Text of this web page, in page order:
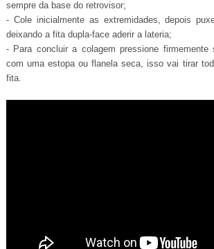
sempre da base do retrovisor;
- Cole inicialmente as extremidades, depois
deixando a fita dupla-face aderir a lateria;
- Para concluir a colagem pressione
com uma estopa ou flanela seca, isso vai tirar
fita.